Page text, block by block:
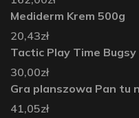
Mediderm Krem 500g
20,43zł
Tactic Play Time Bugsy
30,00zł
Gra planszowa Pan tu
41,05zł